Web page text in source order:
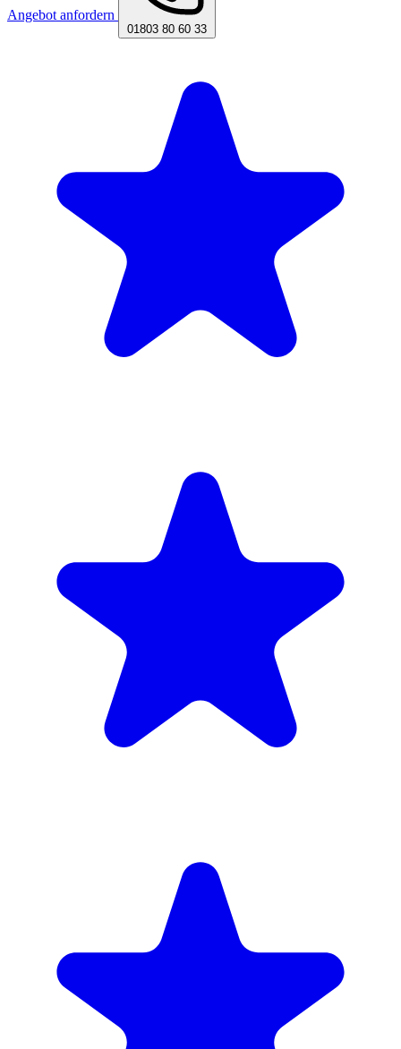
Angebot anfordern
01803 80 60 33